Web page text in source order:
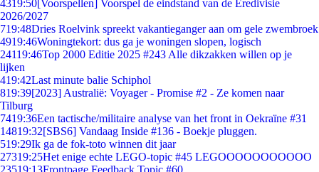
4319:50[Voorspellen] Voorspel de eindstand van de Eredivisie
2026/2027
719:48Dries Roelvink spreekt vakantieganger aan om gele zwembroek
4919:46Woningtekort: dus ga je woningen slopen, logisch
24119:46Top 2000 Editie 2025 #243 Alle dikzakken willen op je
lijken
419:42Last minute balie Schiphol
819:39[2023] Australië: Voyager - Promise #2 - Ze komen naar
Tilburg
7419:36Een tactische/militaire analyse van het front in Oekraïne #31
14819:32[SBS6] Vandaag Inside #136 - Boekje pluggen.
519:29Ik ga de fok-toto winnen dit jaar
27319:25Het enige echte LEGO-topic #45 LEGOOOOOOOOOOO
23519:13Frontpage Feedback Topic #60